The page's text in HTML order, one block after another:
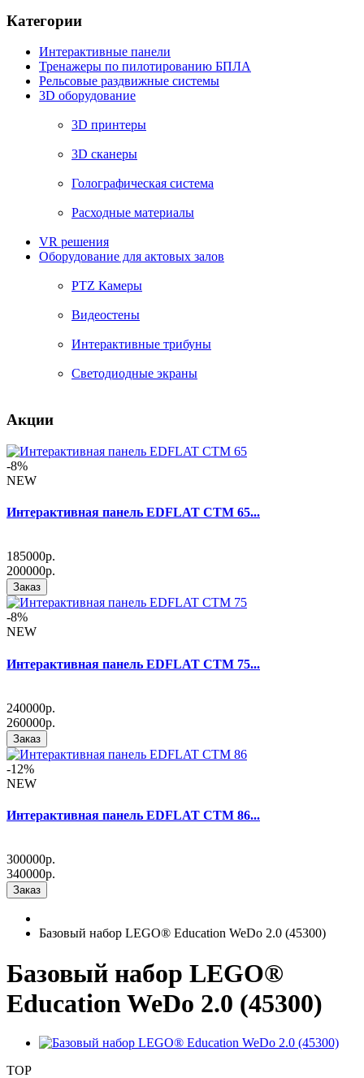
Категории
Интерактивные панели
Тренажеры по пилотированию БПЛА
Рельсовые раздвижные системы
3D оборудование
3D принтеры
3D сканеры
Голографическая система
Расходные материалы
VR решения
Оборудование для актовых залов
PTZ Камеры
Видеостены
Интерактивные трибуны
Светодиодные экраны
Акции
-8%
NEW
Интерактивная панель EDFLAT CTM 65...
185000р.
200000р.
Заказ
-8%
NEW
Интерактивная панель EDFLAT CTM 75...
240000р.
260000р.
Заказ
-12%
NEW
Интерактивная панель EDFLAT CTM 86...
300000р.
340000р.
Заказ
Базовый набор LEGO® Education WeDo 2.0 (45300)
Базовый набор LEGO®
Education WeDo 2.0 (45300)
TOP